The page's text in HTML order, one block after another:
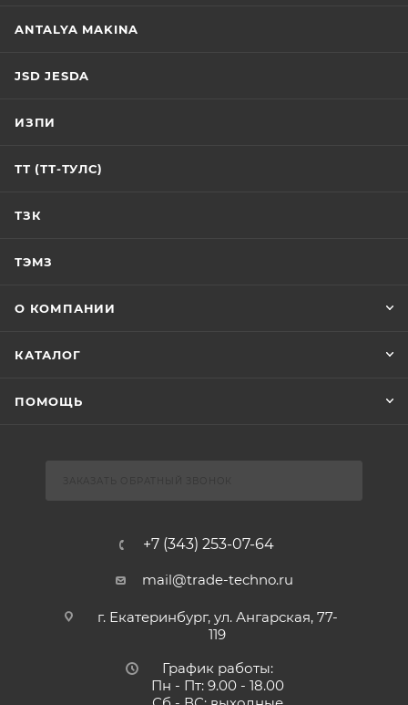
ANTALYA MAKINA
JSD JESDA
ИЗПИ
ТТ (ТТ-ТУЛС)
ТЗК
ТЭМЗ
О КОМПАНИИ
КАТАЛОГ
ПОМОЩЬ
+7 (343) 253-07-64
mail@trade-techno.ru
г. Екатеринбург, ул. Ангарская, 77-
119
График работы:
Пн - Пт: 9.00 - 18.00